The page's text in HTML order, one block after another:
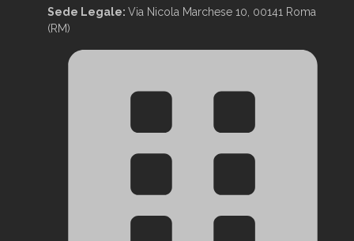
Sede Legale: Via Nicola Marchese 10, 00141 Roma
(RM)